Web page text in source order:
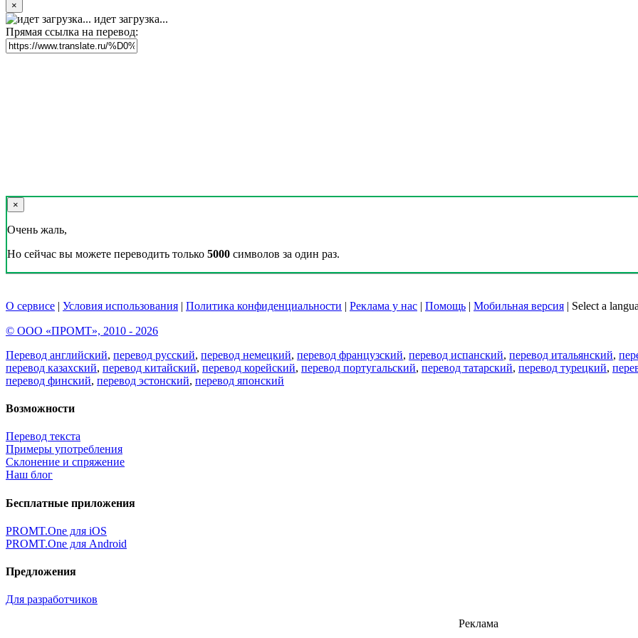
×
идет загрузка...
Прямая ссылка на перевод:
×
Очень жаль,
Но сейчас вы можете переводить только 5000 символов за один раз.
О сервисе | Условия использования | Политика конфиденциальности | Реклама у нас | Помощь | Мобильная версия | Select a
© ООО «ПРОМТ», 2010 - 2026
Перевод английский, перевод русский, перевод немецкий, перевод французский, перевод испанский, перевод итальянский,
перевод казахский, перевод китайский, перевод корейский, перевод португальский, перевод татарский, перевод турецкий,
перевод финский, перевод эстонский, перевод японский
Возможности
Перевод текста
Примеры употребления
Склонение и спряжение
Наш блог
Бесплатные приложения
PROMT.One для iOS
PROMT.One для Android
Предложения
Для разработчиков
Реклама